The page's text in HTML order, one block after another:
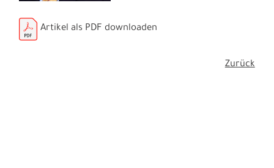
Artikel als PDF downloaden
Zurück